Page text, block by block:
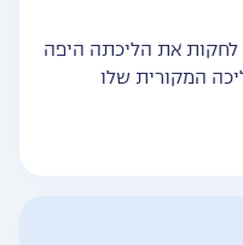
לחקות את הליכתה היפה
המקורית שלו